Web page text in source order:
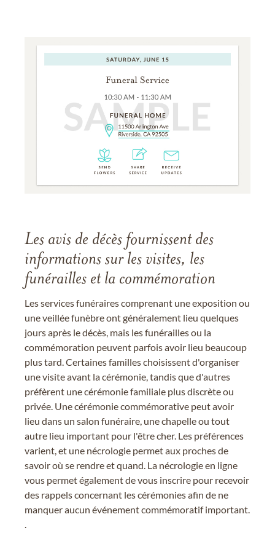
Les avis de décès fournissent des
informations sur les visites, les
funérailles et la commémoration
Les services funéraires comprenant une exposition ou
une veillée funèbre ont généralement lieu quelques
jours après le décès, mais les funérailles ou la
commémoration peuvent parfois avoir lieu beaucoup
plus tard. Certaines familles choisissent d'organiser
une visite avant la cérémonie, tandis que d'autres
préfèrent une cérémonie familiale plus discrète ou
privée. Une cérémonie commémorative peut avoir
lieu dans un salon funéraire, une chapelle ou tout
autre lieu important pour l'être cher. Les préférences
varient, et une nécrologie permet aux proches de
savoir où se rendre et quand. La nécrologie en ligne
vous permet également de vous inscrire pour recevoir
des rappels concernant les cérémonies afin de ne
manquer aucun événement commémoratif important.